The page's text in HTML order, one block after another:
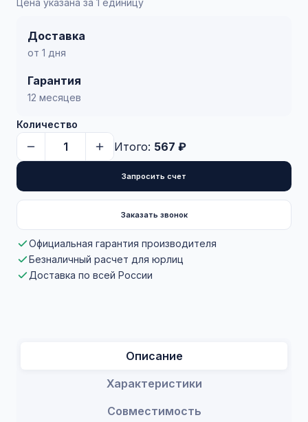
Цена указана за 1 единицу
Доставка
от 1 дня
Гарантия
12 месяцев
Количество
Итого: 567 ₽
Запросить счет
Заказать звонок
Официальная гарантия производителя
Безналичный расчет для юрлиц
Доставка по всей России
Описание
Характеристики
Совместимость